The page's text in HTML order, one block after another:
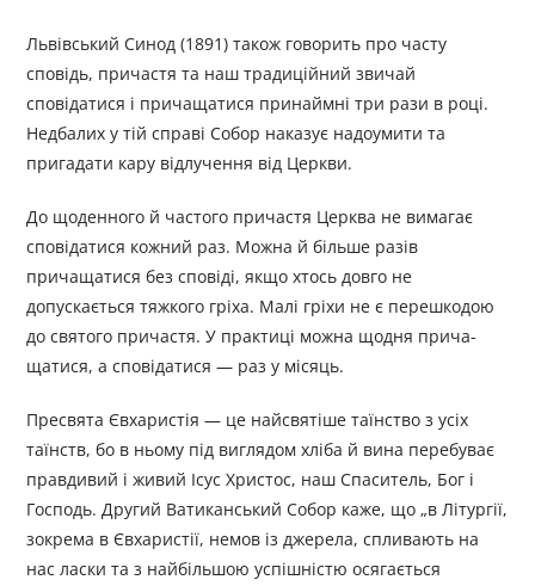
Львівський Синод (1891) також говорить про часту
сповідь, причастя та наш традиційний звичай
сповідатися і причащатися принаймні три рази в році.
Недбалих у тій справі Собор наказує надоумити та
пригадати кару відлучення від Церкви.
До щоденного й частого причастя Церква не вимагає
спові­датися кожний раз. Можна й більше разів
причащатися без сповіді, якщо хтось довго не
допускається тяжкого гріха. Малі гріхи не є перешкодою
до святого причастя. У практиці можна щодня прича­
щатися, а сповідатися — раз у місяць.
Пресвята Євхаристія — це найсвятіше таїнство з усіх
таїнств, бо в ньому під виглядом хліба й вина перебуває
правдивий і живий Ісус Христос, наш Спаситель, Бог і
Господь. Другий Ватиканський Собор каже, що „в Літургії,
зокрема в Євхаристії, немов із джерела, спливають на
нас ласки та з найбільшою успішністю осягається